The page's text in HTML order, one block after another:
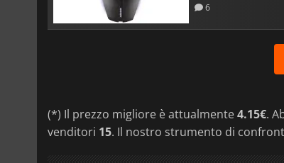
6
(*) Il prezzo migliore è attualmente4.15€.
venditori 15. Il nostro strumento di